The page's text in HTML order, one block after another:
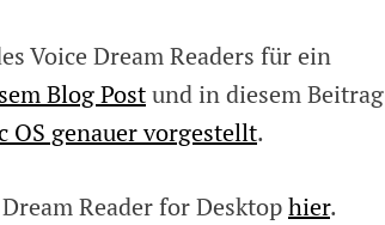
Voice Dream Readers für ein
Blog Postund in diesem Beitrag
OS genauer vorgestellt.
Reader for Desktophier.